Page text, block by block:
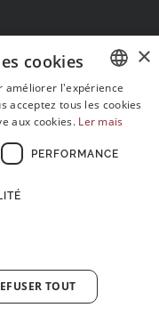
PORTUGUESE
×
cookies
améliorer l'expérience
acceptez tous les cookies
aux cookies. Ler mais
PERFORMANCE
TOUT